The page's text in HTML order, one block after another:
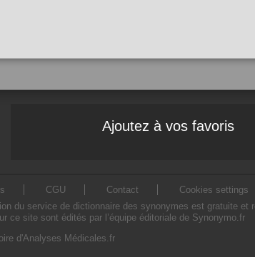
Ajoutez à vos favoris
CGU Contact
Cookies settings
du service de dictionnaire des synonymes est gratuite et
ce site sont édités par l’équipe éditoriale de Synonymo.fr
d'Analyses Médicales.fr